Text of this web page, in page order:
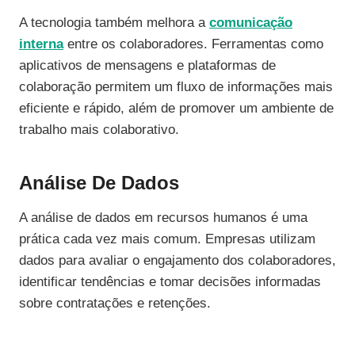
A tecnologia também melhora a comunicação
internaentre os colaboradores. Ferramentas como
aplicativos de mensagens e plataformas de
colaboração permitem um fluxo de informações mais
eficiente e rápido, além de promover um ambiente de
trabalho mais colaborativo.
Análise De Dados
A análise de dados em recursos humanos é uma
prática cada vez mais comum. Empresas utilizam
dados para avaliar o engajamento dos colaboradores,
identificar tendências e tomar decisões informadas
sobre contratações e retenções.